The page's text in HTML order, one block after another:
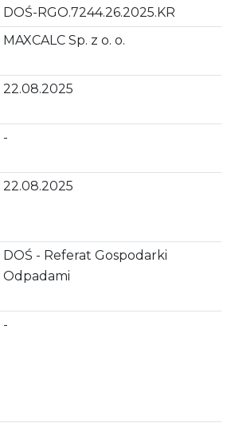
DOŚ-RGO.7244.26.2025.KR
MAXCALC Sp. z o. o.
22.08.2025
-
22.08.2025
DOŚ - Referat Gospodarki
Odpadami
-